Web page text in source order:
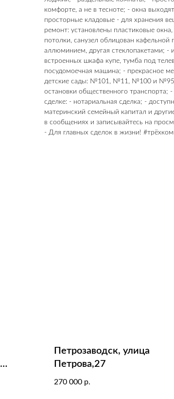
комфорте, а не в тесноте; - окна
просторные кладовые - для хранения
ремонт: установлены пластиковые
потолки, санузел облицован
аллюминием, другая стеклопакетами; -
встроенных шкафа купе, тумба под
посудомоечная машина; - прекрасное
детские сады: №101, №11, №100 и
остановки общественного транспорта;
сделке: - нотариальная сделка; -
материнский семейный капитал и
в сообщениях и записывайтесь на
- Для главных сделок в жизни!
Петрозаводск, улица
Петрова,27
270 000 р.